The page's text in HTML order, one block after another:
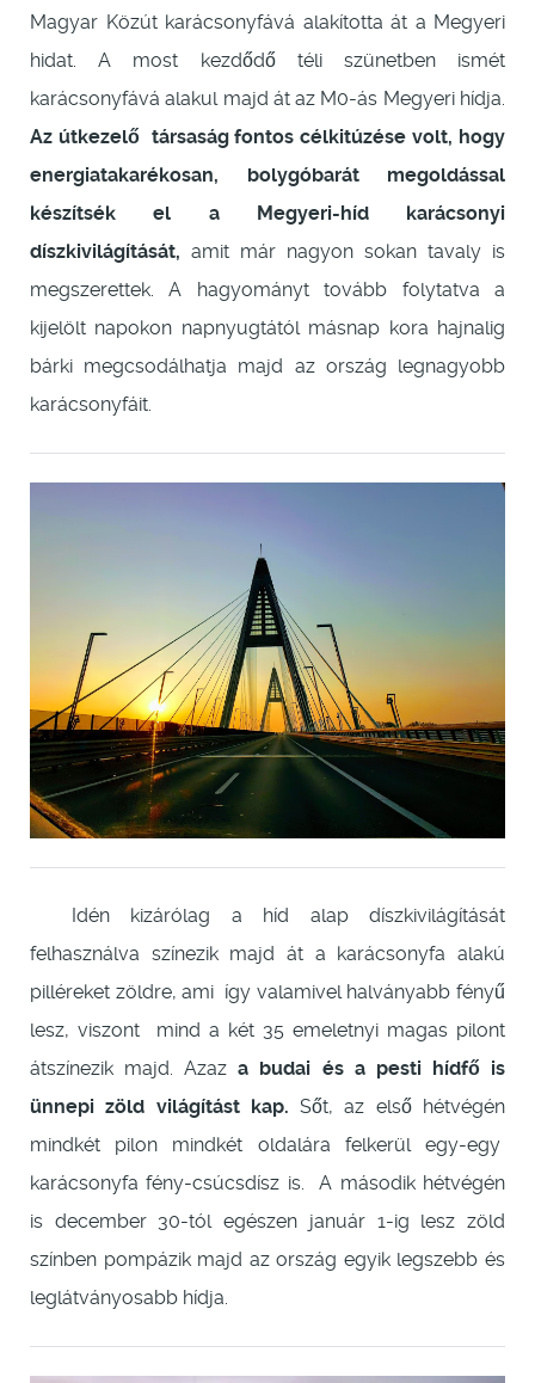
Magyar Közút karácsonyfává alakította át a Megyeri
hidat. A most kezdődő
téli szünetben ismét
karácsonyfává alakul majd át az M0-ás Megyeri hídja.
Az útkezelő társaság fontos célkitúzése volt, hogy
energiatakarékosan, bolygóbarát megoldással
készítsék el a Megyeri-híd karácsonyi
díszkivilágítását, amit már nagyon sokan tavaly is
megszerettek. A hagyományt tovább folytatva a
kijelölt napokon napnyugtától másnap kora hajnalig
bárki megcsodálhatja majd az ország legnagyobb
karácsonyfáit.
Idén kizárólag a híd alap díszkivilágítását
felhasználva színezik majd át a karácsonyfa alakú
pilléreket zöldre, ami így valamivel halványabb fényű
lesz, viszont mind a két 35 emeletnyi magas pilont
átszínezik majd. Azaza budai és a pesti hídfő is
ünnepi zöld világítást kap. Sőt, az első hétvégén
mindkét pilon mindkét oldalára felkerül egy-egy
karácsonyfa fény-csúcsdísz is. A második hétvégén
is december 30-tól egészen január 1-ig lesz zöld
színben pompázik majd az ország egyik legszebb és
leglátványosabb hídja.